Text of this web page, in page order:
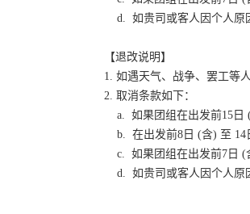
d. 如贵司或客人因个人原
【退改说明】
1. 如遇天气、战争、罢工等
2. 取消条款如下：
a. 如果团组在出发前15日
b. 在出发前8日 (含) 至 14
c. 如果团组在出发前7日 (
d. 如贵司或客人因个人原